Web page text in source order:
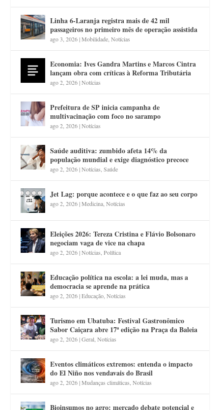
Linha 6-Laranja registra mais de 42 mil
passageiros no primeiro mês de operação assistida
ago 3, 2026|Mobilidade ,Notícias
Economia: Ives Gandra Martins e Marcos Cintra
lançam obra com críticas à Reforma Tributária
ago 2, 2026|Notícias
Prefeitura de SP inicia campanha de
multivacinação com foco no sarampo
ago 2, 2026|Notícias
Saúde auditiva: zumbido afeta 14% da
população mundial e exige diagnóstico precoce
ago 2, 2026|Notícias ,Saúde
Jet Lag: porque acontece e o que faz ao seu corpo
ago 2, 2026|Medicina ,Notícias
Eleições 2026: Tereza Cristina e Flávio Bolsonaro
negociam vaga de vice na chapa
ago 2, 2026|Notícias ,Política
Educação política na escola: a lei muda, mas a
democracia se aprende na prática
ago 2, 2026|Educação ,Notícias
Turismo em Ubatuba: Festival Gastronômico
Sabor Caiçara abre 17ª edição na Praça da Baleia
ago 2, 2026|Geral ,Notícias
Eventos climáticos extremos: entenda o impacto
do El Niño nos vendavais do Brasil
ago 2, 2026|Mudanças climáticas ,Notícias
Bioinsumos no agro: mercado debate potencial e